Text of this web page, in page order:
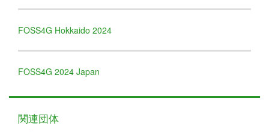
FOSS4G Hokkaido 2024
FOSS4G 2024 Japan
関連団体